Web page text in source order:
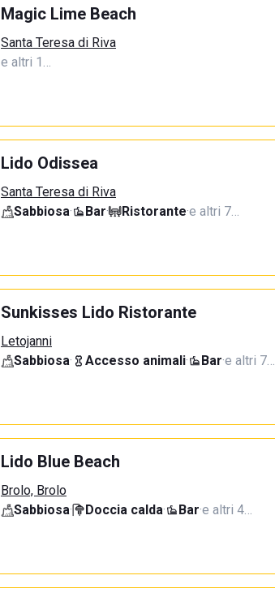
Magic Lime Beach
Santa Teresa di Riva
e altri 1…
Lido Odissea
Santa Teresa di Riva
Sabbiosa· Bar· Ristorante·e altri 7…
Sunkisses Lido Ristorante
Letojanni
Sabbiosa· Accesso animali· Bar·e altri 7…
Lido Blue Beach
Brolo, Brolo
Sabbiosa· Doccia calda· Bar·e altri 4…